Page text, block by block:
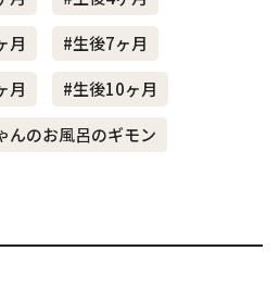
月
#生後7ヶ月
月
#生後10ヶ月
んのお風呂のギモン